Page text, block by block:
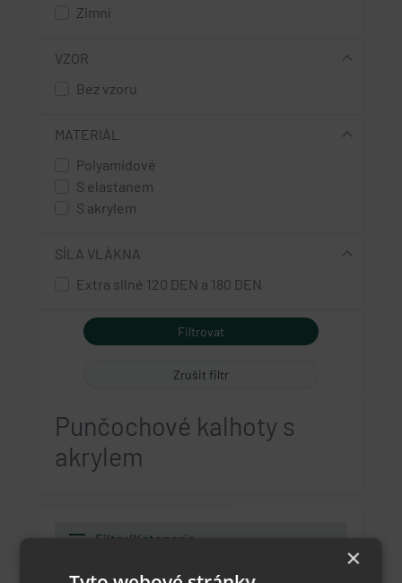
verde - šedo zelená
ginger - cihlová oranžová
ruggine - cihlová oranžová
coral - korálová
light pink - světle růžová
blackberry - ostružinová fialová
Zimní
VZOR
Bez vzoru
MATERIÁL
Polyamidové
S elastanem
S akrylem
SÍLA VLÁKNA
Extra silné 120 DEN a 180 DEN
Zrušit filtr
Punčochové kalhoty s
akrylem
filter_list Filtry/Kategorie
×